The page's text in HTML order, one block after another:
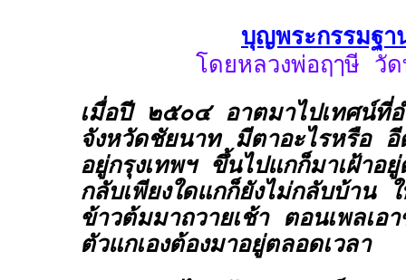
บุญพระกรรมฐา
โดยหลวงพ่อฤๅษี วั
เมื่อปี ๒๕๐๔ อาตมาไปเทศน์ที่อ
จังหวัดชัยนาท มีตาอะไรหรือ อี
อยู่กรุงเทพฯ ขึ้นไปแกก็มาเฝ้าอ
กลับเพียงใดแกก็ยังไม่กลับบ้าน ใ
ข้าวต้มมาถวายเช้า ตอนเพลเอ
ตัวแกเองต้องมาอยู่ตลอดเวลา